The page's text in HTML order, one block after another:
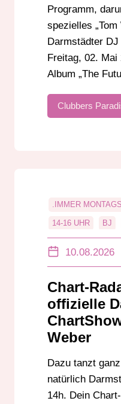
Programm,
spezielles
Darmstädter DJ
Freitag, 02.
Album „The
Clubbers
.IMMER
14-16 UHR BJ
CHARTS
DANCE50
EDM GROSS-
HOUSE
MONTAG 14 UHR
NEU AB 17.06.2024
10.08.2026
Chart-
offizielle
Weber
Dazu tanzt
natürlich
14h. Dein